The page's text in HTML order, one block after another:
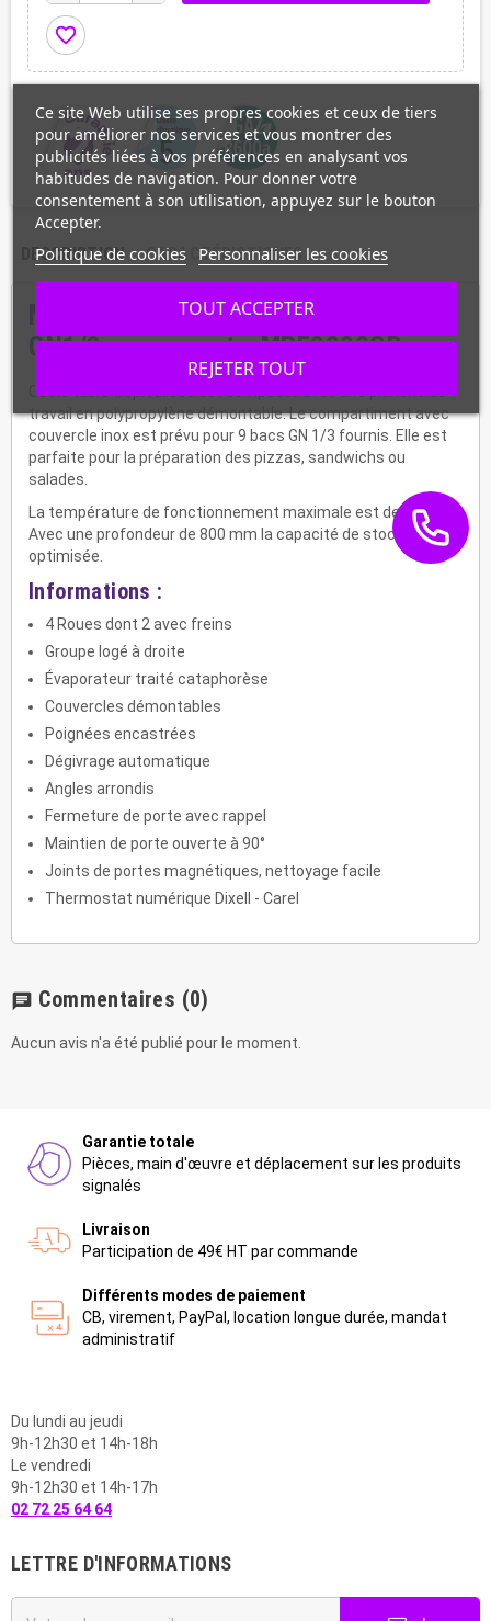
favorite_border
DESCRIPTION CARACTÉRISTIQUES
Meuble à pizzas 2 portes et 9 bacs
GN1/3 sous capot - MPF8202GR
travail en polypropylène démontable. Le compartiment avec
couvercle inox est prévu pour 9 bacs GN 1/3 fournis. Elle est
parfaite pour la préparation des pizzas, sandwichs ou
salades.
La température de fonctionnement maximale est de 40°C.
Avec une profondeur de 800 mm la capacité de stockage est
optimisée.
Informations :
4 Roues dont 2 avec freins
Groupe logé à droite
Évaporateur traité cataphorèse
Couvercles démontables
Poignées encastrées
Dégivrage automatique
Angles arrondis
Fermeture de porte avec rappel
Maintien de porte ouverte à 90°
Joints de portes magnétiques, nettoyage facile
Thermostat numérique Dixell - Carel
chat Commentaires (0)
Aucun avis n'a été publié pour le moment.
Garantie totale
Pièces, main d'œuvre et déplacement sur les produits
signalés
Livraison
Participation de 49€ HT par commande
Différents modes de paiement
CB, virement, PayPal, location longue durée, mandat
administratif
Du lundi au jeudi
9h-12h30 et 14h-18h
Le vendredi
9h-12h30 et 14h-17h
02 72 25 64 64
LETTRE D'INFORMATIONS
Ce site Web utilise ses propres cookies et ceux de tiers
pour améliorer nos services et vous montrer des
publicités liées à vos préférences en analysant vos
habitudes de navigation. Pour donner votre
consentement à son utilisation, appuyez sur le bouton
Accepter.
Politique de cookies Personnaliser les cookies
REJETER TOUT
TOUT ACCEPTER